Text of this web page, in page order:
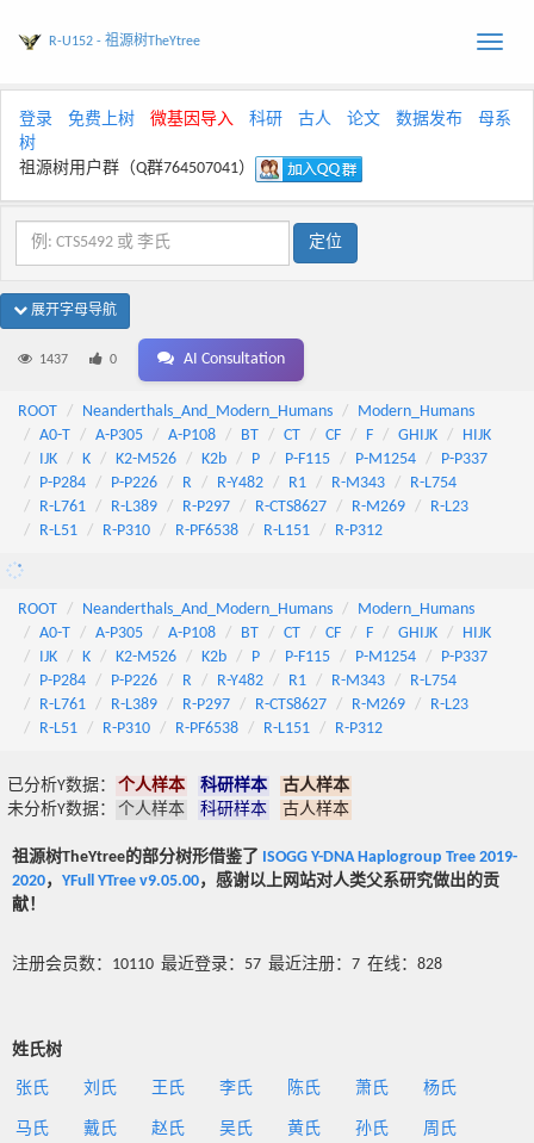
Toggle
R-U152 - 祖源树TheYtree
登录 免费上树 微基因导入 科研 古人 论文 数据发布
母系
树
祖源树用户群（Q群764507041）
展开字母导航
1437 0 AI Consultation
ROOT Neanderthals_And_Modern_Humans
Modern_Humans
A0-T
A-P305 A-P108 BT CT CF F GHIJK
HIJK
IJK
K K2-M526 K2b P P-F115 P-M1254
P-P337
P-P284
P-P226 R R-Y482 R1 R-M343
R-L754
R-L761
R-L389 R-P297 R-CTS8627 R-M269
R-L23
R-L51
R-P310 R-PF6538 R-L151 R-P312
ROOT Neanderthals_And_Modern_Humans
Modern_Humans
A0-T
A-P305 A-P108 BT CT CF F GHIJK
HIJK
IJK
K K2-M526 K2b P P-F115 P-M1254
P-P337
P-P284
P-P226 R R-Y482 R1 R-M343
R-L754
R-L761
R-L389 R-P297 R-CTS8627 R-M269
R-L23
R-L51
R-P310 R-PF6538 R-L151 R-P312
已分析Y数据： 个人样本 科研样本
古人样本
未分析Y数据：
个人样本 科研样本 古人样本
祖源树TheYtree的部分树形借鉴了 ISOGG Y-DNA Haplogroup Tree 2019-
2020， YFull YTree v9.05.00，感谢以上网站对人类父系研究做出的贡
献！
注册会员数：10110 最近登录：57 最近注册：7 在线：828
姓氏树
张氏 刘氏 王氏 李氏 陈氏 萧氏 杨氏
马氏 戴氏 赵氏 吴氏 黄氏 孙氏 周氏